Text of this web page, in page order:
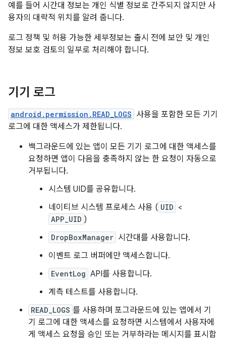
예를 들어 시간대 정보는 개인 식별 정보로 간주되지 않지만 사
용자의 대략적 위치를 알려 줍니다.
로그 정책 및 허용 가능한 세부정보는 출시 전에 보안 및 개인
정보 보호 검토의 일부로 처리해야 합니다.
기기 로그
android.permission.READ_LOGS 사용을 포함한 모든 기기
로그에 대한 액세스가 제한됩니다.
백그라운드에 있는 앱이 모든 기기 로그에 대한 액세스를
요청하면 앱이 다음을 충족하지 않는 한 요청이 자동으로
거부됩니다.
시스템 UID를 공유합니다.
네이티브 시스템 프로세스 사용 ( UID <
APP_UID )
DropBoxManager 시간대를 사용합니다.
이벤트 로그 버퍼에만 액세스합니다.
EventLog API를 사용합니다.
계측 테스트를 사용합니다.
READ_LOGS 를 사용하며 포그라운드에 있는 앱에서 기
기 로그에 대한 액세스를 요청하면 시스템에서 사용자에
게 액세스 요청을 승인 또는 거부하라는 메시지를 표시합